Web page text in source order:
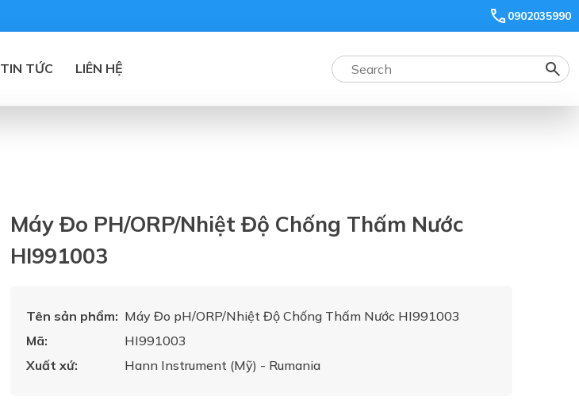
0902035990
TIN TỨC LIÊN HỆ
Máy Đo PH/ORP/Nhiệt Độ Chống Thấm Nước
HI991003
Tên sản phẩm: Máy Đo pH/ORP/Nhiệt Độ Chống Thấm Nước HI991003
Mã:
HI991003
Xuất xứ:
Hann Instrument (Mỹ) - Rumania